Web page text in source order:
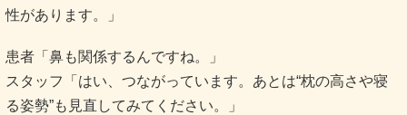
性があります。」
患者「鼻も関係するんですね。」
スタッフ「はい、つながっています。あとは“枕の高さや寝
る姿勢”も見直してみてください。」